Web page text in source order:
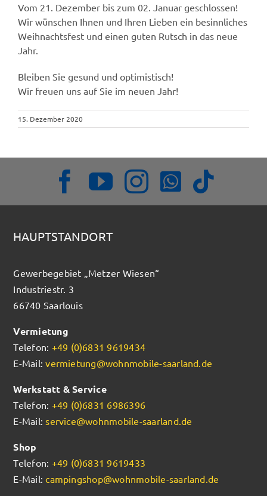
Vom 21. Dezember bis zum 02. Januar geschlossen!
Wir wünschen Ihnen und Ihren Lieben ein besinnliches
Weihnachtsfest und einen guten Rutsch in das neue
Jahr.
Bleiben Sie gesund und optimistisch!
Wir freuen uns auf Sie im neuen Jahr!
15. Dezember 2020
HAUPTSTANDORT
Gewerbegebiet „Metzer Wiesen“
Industriestr. 3
66740 Saarlouis
Vermietung
Telefon: +49 (0)6831 9619434
E-Mail:vermietung@wohnmobile-saarland.de
Werkstatt & Service
Telefon: +49 (0)6831 6986396
E-Mail: service@wohnmobile-saarland.de
Shop
Telefon: +49 (0)6831 9619433
E-Mail:campingshop@wohnmobile-saarland.de